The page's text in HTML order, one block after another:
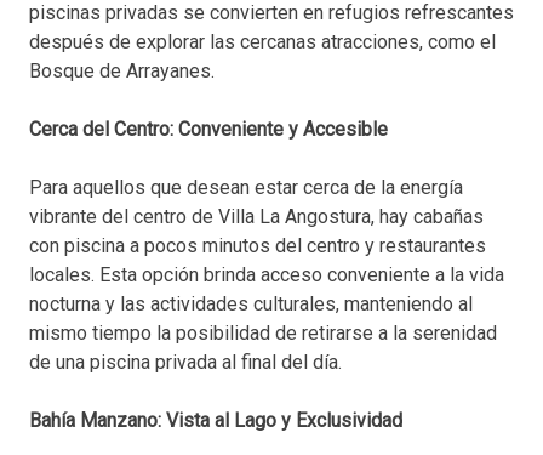
piscinas privadas se convierten en refugios refrescantes
después de explorar las cercanas atracciones, como el
Bosque de Arrayanes.
Cerca del Centro: Conveniente y Accesible
Para aquellos que desean estar cerca de la energía
vibrante del centro de Villa La Angostura, hay cabañas
con piscina a pocos minutos del centro y restaurantes
locales. Esta opción brinda acceso conveniente a la vida
nocturna y las actividades culturales, manteniendo al
mismo tiempo la posibilidad de retirarse a la serenidad
de una piscina privada al final del día.
Bahía Manzano: Vista al Lago y Exclusividad